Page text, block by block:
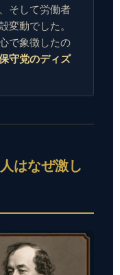
そして労働者
変動でした。
で象徴したの
守党のディズ
はなぜ激し